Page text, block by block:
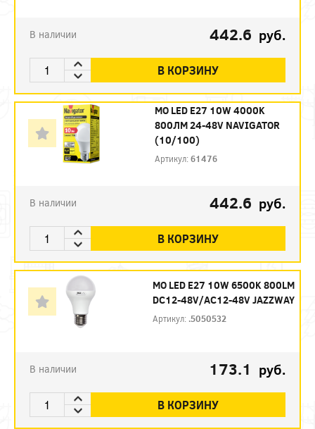
В наличии 442.6 руб.
В КОРЗИНУ
МО LED E27 10W 4000K
800ЛМ 24-48V NAVIGATOR
(10/100)
Артикул:61476
В наличии 442.6 руб.
В КОРЗИНУ
МО LED E27 10W 6500K 800LM
DC12-48V/AC12-48V JAZZWAY
Артикул: .5050532
В наличии 173.1 руб.
В КОРЗИНУ